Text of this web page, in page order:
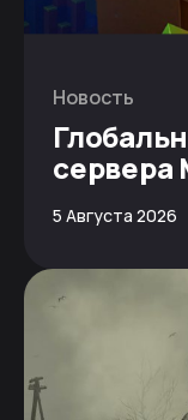
Новость
сервера
5 Августа 2026